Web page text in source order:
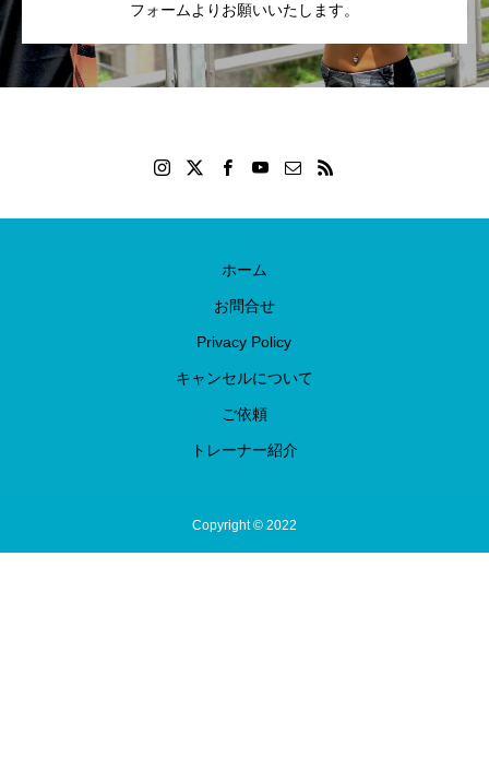
フォームよりお願いいたします。
ホーム
お問合せ
Privacy Policy
キャンセルについて
ご依頼
トレーナー紹介
Copyright © 2022